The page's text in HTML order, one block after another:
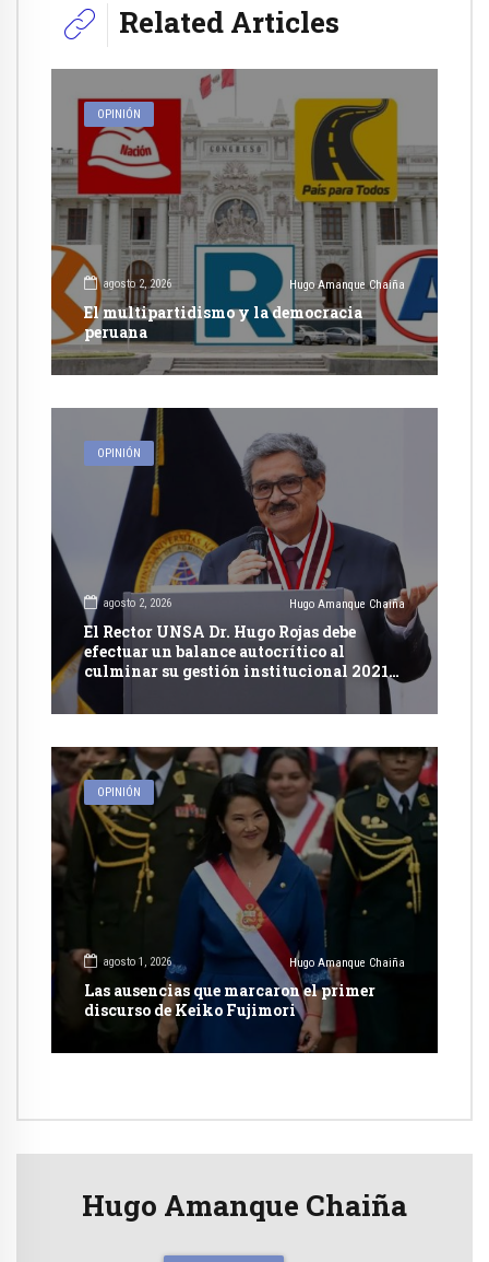
Related Articles
OPINIÓN
agosto 2, 2026 Hugo Amanque Chaiña
El multipartidismo y la democracia
peruana
OPINIÓN
agosto 2, 2026 Hugo Amanque Chaiña
El Rector UNSA Dr. Hugo Rojas debe
efectuar un balance autocrítico al
culminar su gestión institucional 2021-
OPINIÓN
agosto 1, 2026 Hugo Amanque Chaiña
Las ausencias que marcaron el primer
discurso de Keiko Fujimori
Hugo Amanque Chaiña